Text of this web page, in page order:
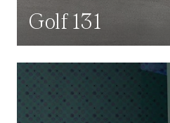
Golf 131